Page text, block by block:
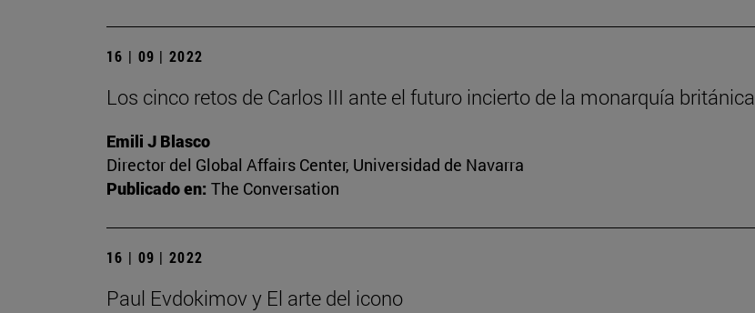
16 | 09 | 2022
Los cinco retos de Carlos III ante el futuro incierto de la monarquía británica
Emili J Blasco
Director del Global Affairs Center, Universidad de Navarra
Publicado en: The Conversation
16 | 09 | 2022
Paul Evdokimov y El arte del icono